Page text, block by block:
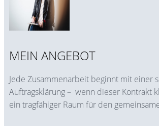
MEIN ANGEBOT
Jede Zusammenarbeit beginnt mit einer
Auftragsklärung – wenn dieser Kontrakt
ein tragfähiger Raum für den